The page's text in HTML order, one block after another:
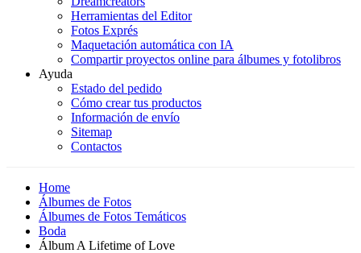
Herramientas del Editor
Fotos Exprés
Maquetación automática con IA
Compartir proyectos online para álbumes y fotolibros
Ayuda
Estado del pedido
Cómo crear tus productos
Información de envío
Sitemap
Contactos
Home
Álbumes de Fotos
Álbumes de Fotos Temáticos
Boda
Álbum A Lifetime of Love